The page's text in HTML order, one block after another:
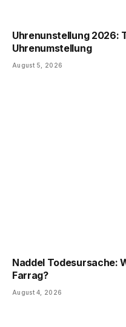
Uhrenunstellung 2026:
Uhrenumstellung
August 5, 2026
Naddel Todesursache:
Farrag?
August 4, 2026